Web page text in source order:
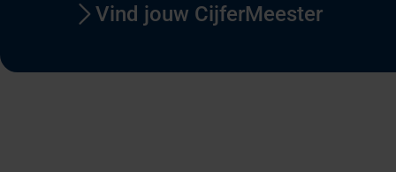
Vind jouw CijferMeester